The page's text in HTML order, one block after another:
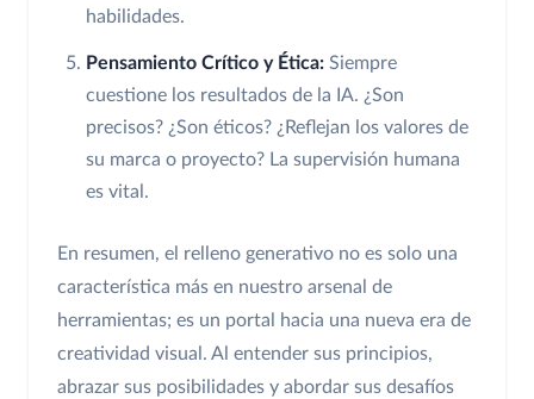
habilidades.
Pensamiento Crítico y Ética: Siempre
cuestione los resultados de la IA. ¿Son
precisos? ¿Son éticos? ¿Reflejan los valores de
su marca o proyecto? La supervisión humana
es vital.
En resumen, el relleno generativo no es solo una
característica más en nuestro arsenal de
herramientas; es un portal hacia una nueva era de
creatividad visual. Al entender sus principios,
abrazar sus posibilidades y abordar sus desafíos